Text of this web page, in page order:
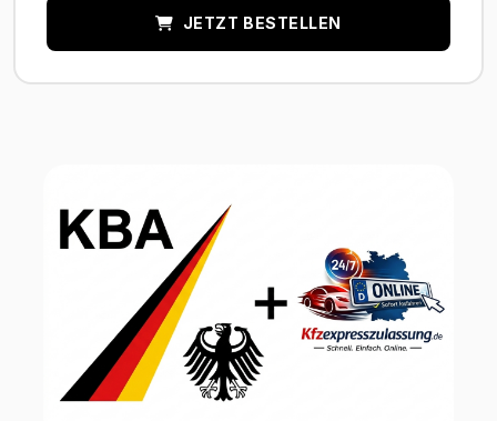
JETZT BESTELLEN